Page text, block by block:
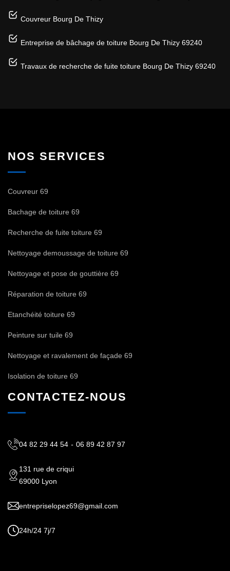
Couvreur Bourg De Thizy
Entreprise de bâchage de toiture Bourg De Thizy 69240
Travaux de recherche de fuite toiture Bourg De Thizy 69240
NOS SERVICES
Couvreur 69
Bachage de toiture 69
Recherche de fuite toiture 69
Nettoyage demoussage de toiture 69
Nettoyage et pose de gouttière 69
Réparation de toiture 69
Etanchéité toiture 69
Peinture sur tuile 69
Nettoyage et ravalement de façade 69
Isolation de toiture 69
CONTACTEZ-NOUS
04 82 29 44 54 - 06 89 42 87 97
131 rue de criqui
69000 Lyon
entrepriselopez69@gmail.com
24h/24 7j/7